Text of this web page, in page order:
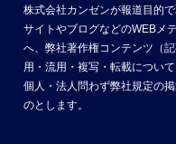
株式会社カンゼンが報道目的
サイトやブログなどのWEBメ
へ、弊社著作権コンテンツ（
用・流用・複写・転載につい
個人・法人問わず弊社規定の
のとします。